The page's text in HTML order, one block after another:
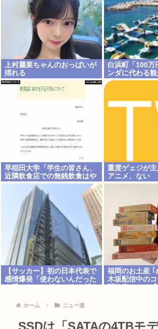
上村麗菜ちゃんのおっぱいが
揺れる
白浜町「100万
ンダに代わる
くれ 」
早稲田大学「学生の皆さん、
近隣飲食店での無銭飲食はや
めてください」
重度ゲェジが
アニメ、ない
【サッカー】初の日本代表で
感情爆発「使わないんだった
トライカーの意地
福岡のお土産 ｢
木坂配信中の
ホーム ニュー速
SSDは「SATAの4TBモ